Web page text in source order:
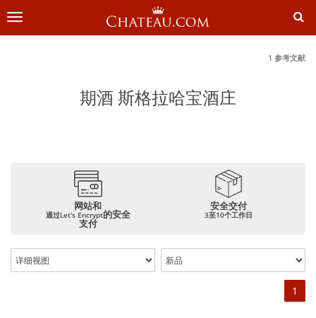
切
导
1 参考文献
期酒 斯格拉哈宝酒庄
网站和
通过Let's Encrypt的安全
支付
安全交付
3至10个工作日
1